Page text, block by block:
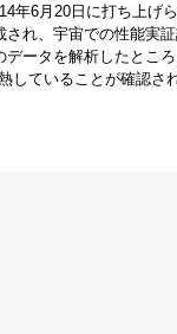
年6月20日に打ち上げ
され、宇宙での性能実
データを解析したとこ
していることが確認さ